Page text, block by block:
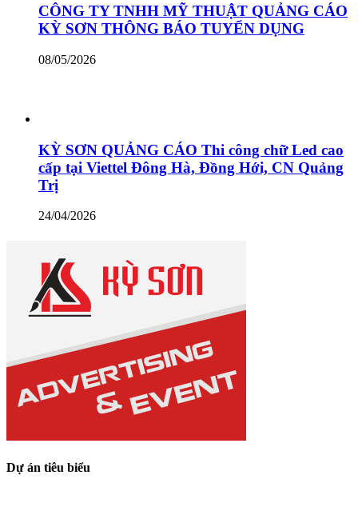
CÔNG TY TNHH MỸ THUẬT QUẢNG CÁO
KỲ SƠN THÔNG BÁO TUYỂN DỤNG
08/05/2026
KỲ SƠN QUẢNG CÁO Thi công chữ Led cao
cấp tại Viettel Đông Hà, Đồng Hới, CN Quảng
Trị
24/04/2026
Dự án tiêu biểu